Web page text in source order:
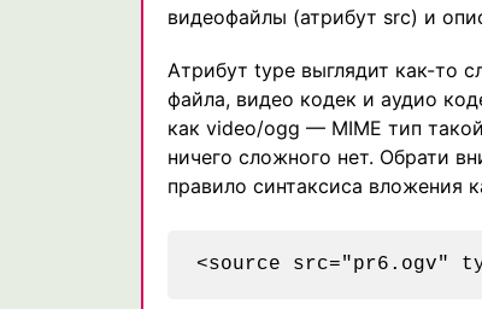
видеофайлы (атрибут src) и
Атрибут type выглядит как-то
файла, видео кодек и аудио
как video/ogg — MIME тип
ничего сложного нет. Обрати
правило синтаксиса вложения